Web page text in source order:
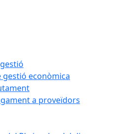
econòmica
a proveïdors